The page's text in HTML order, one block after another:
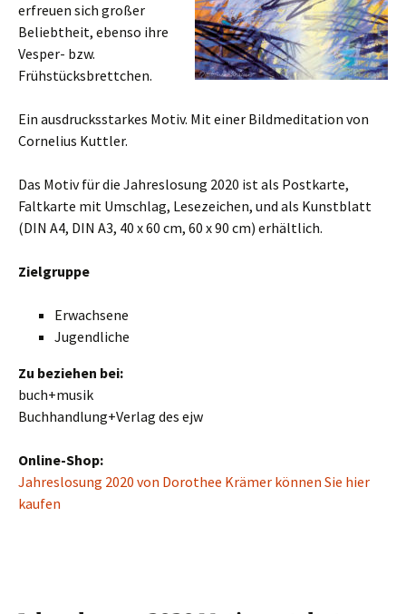
erfreuen sich großer
Beliebtheit, ebenso ihre
Vesper- bzw.
Frühstücksbrettchen.
Ein ausdrucksstarkes Motiv. Mit einer Bildmeditation von
Cornelius Kuttler.
Das Motiv für die Jahreslosung 2020 ist als Postkarte,
Faltkarte mit Umschlag, Lesezeichen, und als Kunstblatt
(DIN A4, DIN A3, 40 x 60 cm, 60 x 90 cm) erhältlich.
Zielgruppe
Erwachsene
Jugendliche
Zu beziehen bei:
buch+musik
Buchhandlung+Verlag des ejw
Online-Shop:
Jahreslosung 2020 von Dorothee Krämer können Sie hier
kaufen